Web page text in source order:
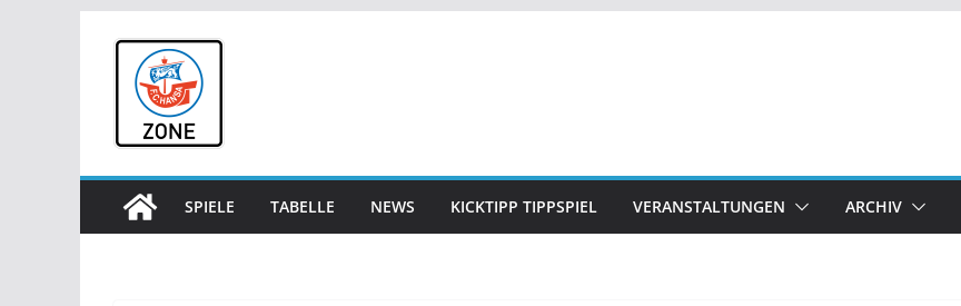
springen
SPIELE TABELLE NEWS KICKTIPP TIPPSPIEL VERANSTALTUNGEN ARCHIV